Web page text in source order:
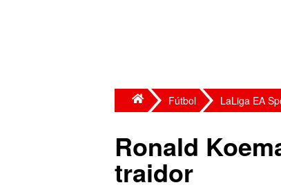
Fútbol LaLiga EA
Ronald
traidor